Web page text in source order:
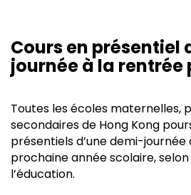
Cours en présentiel
journée à la rentrée
Toutes les écoles maternelles,
secondaires de Hong Kong
présentiels d’une demi-journée
prochaine année scolaire,
l’éducation.